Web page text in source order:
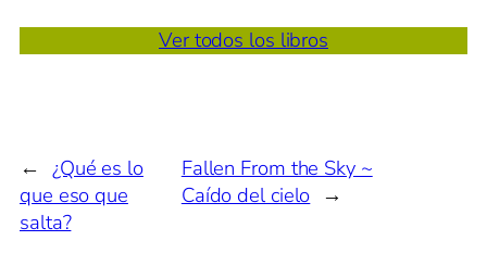
Ver todos los libros
← ¿Qué es lo
que eso que
salta?
Fallen From the Sky ~
Caído del cielo →